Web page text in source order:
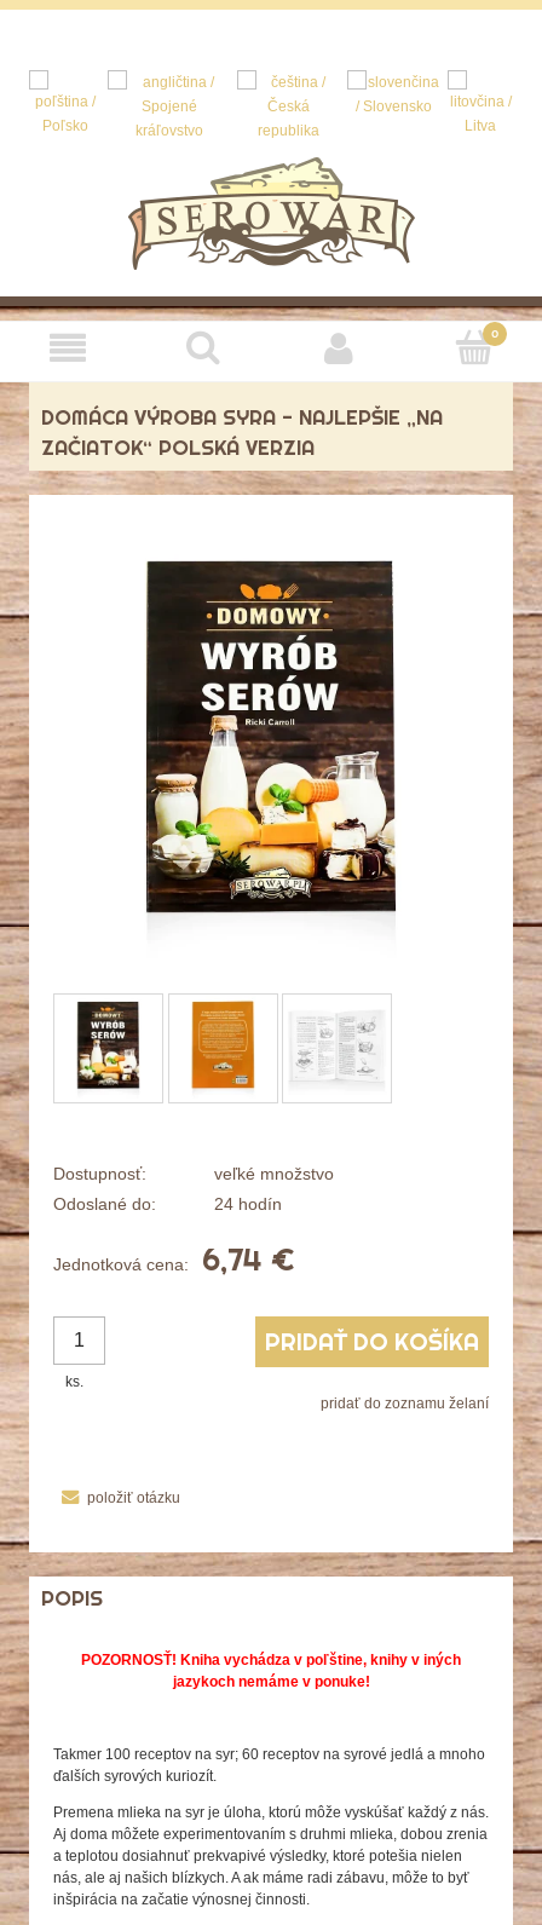
DOMÁCA VÝROBA SYRA - NAJLEPŠIE „NA
ZAČIATOK“ POLSKÁ VERZIA
Dostupnosť:
veľké množstvo
Odoslané do:
24 hodín
Jednotková cena: 6,74 €
ks.
PRIDAŤ DO KOŠÍKA
pridať do zoznamu želaní
položiť otázku
POPIS
POZORNOSŤ! Kniha vychádza v poľštine, knihy v iných
jazykoch nemáme v ponuke!
Takmer 100 receptov na syr; 60 receptov na syrové jedlá a mnoho
ďalších syrových kuriozít.
Premena mlieka na syr je úloha, ktorú môže vyskúšať každý z nás.
Aj doma môžete experimentovaním s druhmi mlieka, dobou zrenia
a teplotou dosiahnuť prekvapivé výsledky, ktoré potešia nielen
nás, ale aj našich blízkych. A ak máme radi zábavu, môže to byť
inšpirácia na začatie výnosnej činnosti.